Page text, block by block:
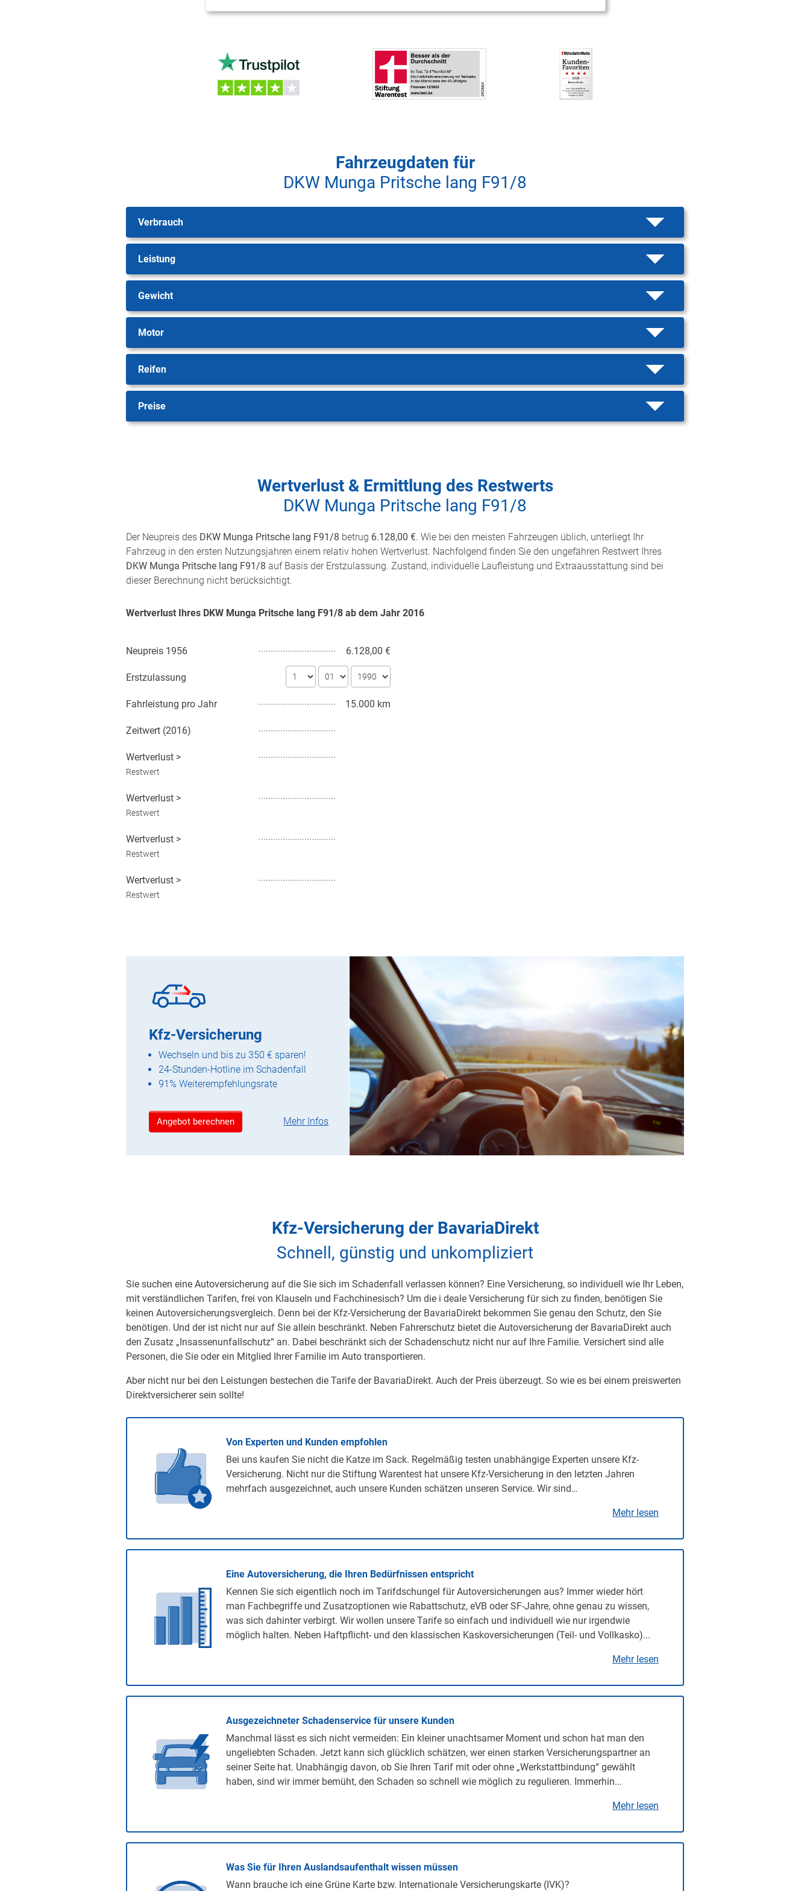
Fahrzeugdaten für
DKW Munga Pritsche lang F91/8
Verbrauch
Leistung
Gewicht
Motor
Reifen
Preise
Wertverlust & Ermittlung des Restwerts
DKW Munga Pritsche lang F91/8
Der Neupreis des DKW Munga Pritsche lang F91/8 betrug 6.128,00 €. Wie bei den meisten Fahrzeugen üblich, unterliegt Ihr
Fahrzeug in den ersten Nutzungsjahren einem relativ hohen Wertverlust. Nachfolgend finden Sie den ungefähren Restwert Ihres
DKW Munga Pritsche lang F91/8 auf Basis der Erstzulassung. Zustand, individuelle Laufleistung und Extraausstattung sind bei
dieser Berechnung nicht berücksichtigt.
Wertverlust Ihres DKW Munga Pritsche lang F91/8 ab dem Jahr 2016
Neupreis 1956 6.128,00 €
Erstzulassung
Fahrleistung pro Jahr 15.000 km
Zeitwert (2016)
Wertverlust >
Restwert
Wertverlust >
Restwert
Wertverlust >
Restwert
Wertverlust >
Restwert
Kfz-Versicherung
Wechseln und bis zu 350 € sparen!
24-Stunden-Hotline im Schadenfall
91% Weiterempfehlungsrate
Angebot berechnen Mehr Infos
Kfz-Versicherung der BavariaDirekt
Schnell, günstig und unkompliziert
Sie suchen eine Autoversicherung auf die Sie sich im Schadenfall verlassen können? Eine Versicherung, so individuell wie Ihr Leben,
mit verständlichen Tarifen, frei von Klauseln und Fachchinesisch? Um die i deale Versicherung für sich zu finden, benötigen Sie
keinen Autoversicherungsvergleich. Denn bei der Kfz-Versicherung der BavariaDirekt bekommen Sie genau den Schutz, den Sie
benötigen. Und der ist nicht nur auf Sie allein beschränkt. Neben Fahrerschutz bietet die Autoversicherung der BavariaDirekt auch
den Zusatz „Insassenunfallschutz“ an. Dabei beschränkt sich der Schadenschutz nicht nur auf Ihre Familie. Versichert sind alle
Personen, die Sie oder ein Mitglied Ihrer Familie im Auto transportieren.
Aber nicht nur bei den Leistungen bestechen die Tarife der BavariaDirekt. Auch der Preis überzeugt. So wie es bei einem preiswerten
Direktversicherer sein sollte!
Von Experten und Kunden empfohlen
Bei uns kaufen Sie nicht die Katze im Sack. Regelmäßig testen unabhängige Experten unsere Kfz-
Versicherung. Nicht nur die Stiftung Warentest hat unsere Kfz-Versicherung in den letzten Jahren
mehrfach ausgezeichnet, auch unsere Kunden schätzen unseren Service. Wir sind…
Mehr lesen
Eine Autoversicherung, die Ihren Bedürfnissen entspricht
Kennen Sie sich eigentlich noch im Tarifdschungel für Autoversicherungen aus? Immer wieder hört
man Fachbegriffe und Zusatzoptionen wie Rabattschutz, eVB oder SF-Jahre, ohne genau zu wissen,
was sich dahinter verbirgt. Wir wollen unsere Tarife so einfach und individuell wie nur irgendwie
möglich halten. Neben Haftpflicht- und den klassischen Kaskoversicherungen (Teil- und Vollkasko)...
Mehr lesen
Ausgezeichneter Schadenservice für unsere Kunden
Manchmal lässt es sich nicht vermeiden: Ein kleiner unachtsamer Moment und schon hat man den
ungeliebten Schaden. Jetzt kann sich glücklich schätzen, wer einen starken Versicherungspartner an
seiner Seite hat. Unabhängig davon, ob Sie Ihren Tarif mit oder ohne „Werkstattbindung“ gewählt
haben, sind wir immer bemüht, den Schaden so schnell wie möglich zu regulieren. Immerhin...
Mehr lesen
Was Sie für Ihren Auslandsaufenthalt wissen müssen
Wann brauche ich eine Grüne Karte bzw. Internationale Versicherungskarte (IVK)?